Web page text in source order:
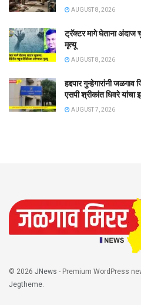
AUGUST 8, 2026
ट्रॅक्टर मागे घेताना अंदाज
मृत्यू
AUGUST 8, 2026
हद्दपार गुन्हेगारांनी
एसपी श्रीकांत धिवरे यांचा
AUGUST 7, 2026
© 2026 JNews - Premium WordPress
Jegtheme